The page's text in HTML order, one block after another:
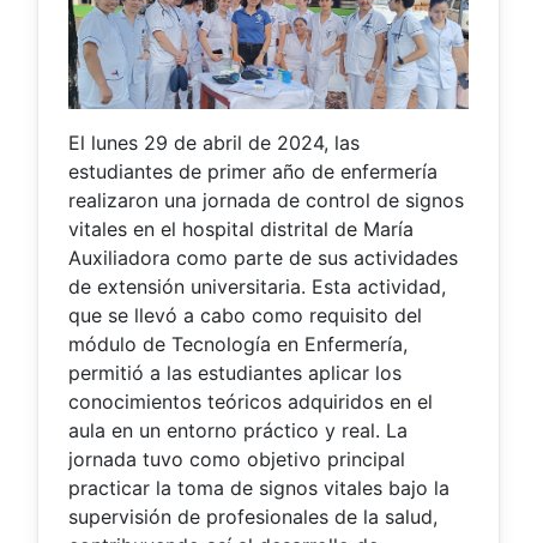
El lunes 29 de abril de 2024, las
estudiantes de primer año de enfermería
realizaron una jornada de control de signos
vitales en el hospital distrital de María
Auxiliadora como parte de sus actividades
de extensión universitaria. Esta actividad,
que se llevó a cabo como requisito del
módulo de Tecnología en Enfermería,
permitió a las estudiantes aplicar los
conocimientos teóricos adquiridos en el
aula en un entorno práctico y real. La
jornada tuvo como objetivo principal
practicar la toma de signos vitales bajo la
supervisión de profesionales de la salud,